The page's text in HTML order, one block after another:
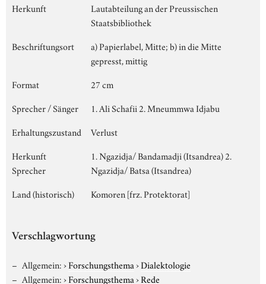
Herkunft
Lautabteilung an der Preussischen
Staatsbibliothek
Beschriftungsort
a) Papierlabel, Mitte; b) in die Mitte
gepresst, mittig
Format
27 cm
Sprecher / Sänger
1. Ali Schafii 2. Mneummwa Idjabu
Erhaltungszustand
Verlust
Herkunft
Sprecher
1. Ngazidja/ Bandamadji (Itsandrea) 2.
Ngazidja/ Batsa (Itsandrea)
Land (historisch)
Komoren [frz. Protektorat]
Verschlagwortung
Allgemein:›Forschungsthema›Dialektologie
Allgemein:›Forschungsthema›Rede